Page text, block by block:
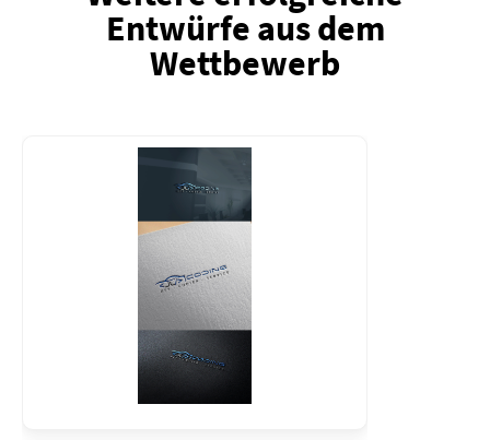
Entwürfe aus dem
Wettbewerb